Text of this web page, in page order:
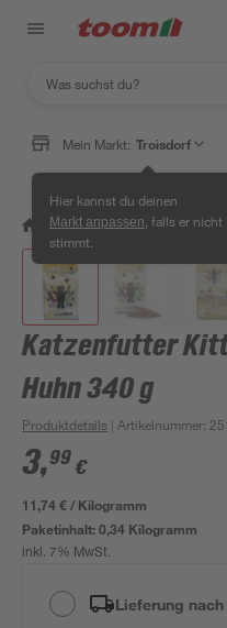
Mein Markt: Troisdorf
Hier kannst du deinen
Markt anpassen , falls er nicht
stimmt.
/ Garten & Freizeit /
Katzenfutter
Huhn 340 g
Produktdetails | Artikelnummer:
3,99 €
11,74 € / Kilogramm
Paketinhalt:0,34 Kilogramm
inkl. 7% MwSt.
Lieferung nach